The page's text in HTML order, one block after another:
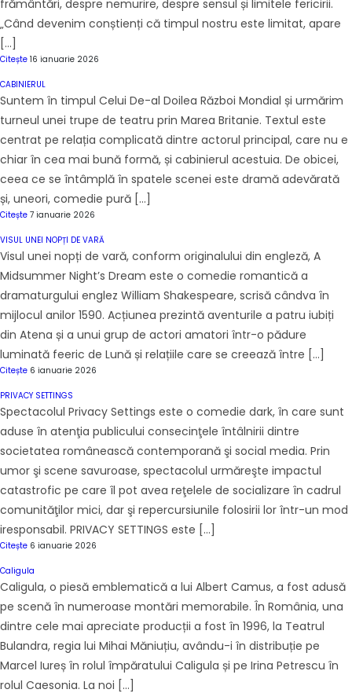
frământări, despre nemurire, despre sensul și limitele fericirii.
„Când devenim conștienți că timpul nostru este limitat, apare
[…]
Citește 16 ianuarie 2026
CABINIERUL
Suntem în timpul Celui De-al Doilea Război Mondial și urmărim
turneul unei trupe de teatru prin Marea Britanie. Textul este
centrat pe relația complicată dintre actorul principal, care nu e
chiar în cea mai bună formă, și cabinierul acestuia. De obicei,
ceea ce se întâmplă în spatele scenei este dramă adevărată
și, uneori, comedie pură […]
Citește 7 ianuarie 2026
VISUL UNEI NOPȚI DE VARĂ
Visul unei nopți de vară, conform originalului din engleză, A
Midsummer Night’s Dream este o comedie romantică a
dramaturgului englez William Shakespeare, scrisă cândva în
mijlocul anilor 1590. Acțiunea prezintă aventurile a patru iubiți
din Atena și a unui grup de actori amatori într-o pădure
luminată feeric de Lună și relațiile care se creează între […]
Citește 6 ianuarie 2026
PRIVACY SETTINGS
Spectacolul Privacy Settings este o comedie dark, în care sunt
aduse în atenţia publicului consecinţele întâlnirii dintre
societatea românească contemporană şi social media. Prin
umor şi scene savuroase, spectacolul urmăreşte impactul
catastrofic pe care îl pot avea reţelele de socializare în cadrul
comunităţilor mici, dar şi repercursiunile folosirii lor într-un mod
iresponsabil. PRIVACY SETTINGS este […]
Citește 6 ianuarie 2026
Caligula
Caligula, o piesă emblematică a lui Albert Camus, a fost adusă
pe scenă în numeroase montări memorabile. În România, una
dintre cele mai apreciate producții a fost în 1996, la Teatrul
Bulandra, regia lui Mihai Măniuțiu, avându-i în distribuție pe
Marcel Iureș în rolul împăratului Caligula și pe Irina Petrescu în
rolul Caesonia. La noi […]